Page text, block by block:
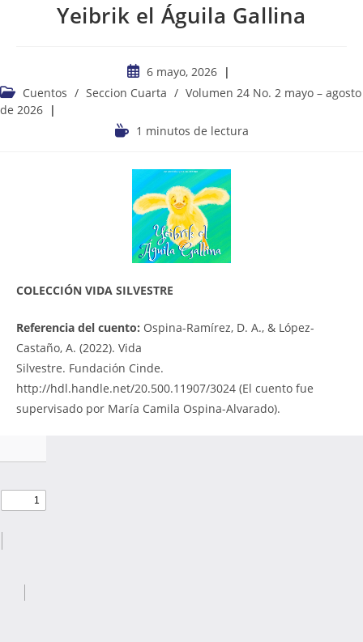
Yeibrik el Águila Gallina
6 mayo, 2026
Cuentos / Seccion Cuarta / Volumen 24 No. 2 mayo – agosto
de 2026
1 minutos de lectura
COLECCIÓN VIDA SILVESTRE
Referencia del cuento: Ospina-Ramírez, D. A., & López-
Castaño, A. (2022). Vida
Silvestre. Fundación Cinde.
http://hdl.handle.net/20.500.11907/3024 (El cuento fue
supervisado por María Camila Ospina-Alvarado).